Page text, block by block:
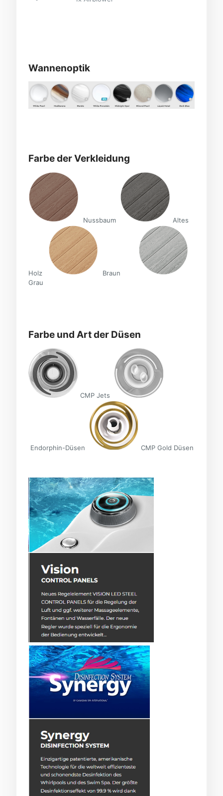
Wannenoptik
Farbe der Verkleidung
Nussbaum Altes
Holz
Braun
Grau
Farbe und Art der Düsen
CMP Jets
Endorphin-Düsen CMP Gold Düsen